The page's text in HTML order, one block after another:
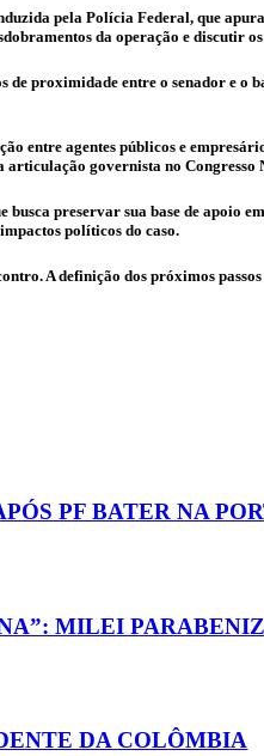
pela Polícia Federal, que
da operação e discutir
de proximidade entre o senador e o
entre agentes públicos e
articulação governista no Congresso
preservar sua base de apoio
políticos do caso.
A definição dos próximos
PF BATER NA
MILEI
DA COLÔMBIA